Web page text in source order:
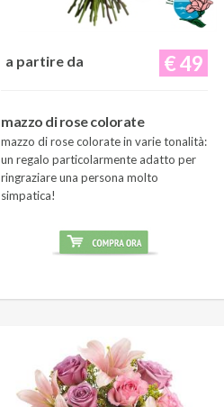
€ 49
a partire da
mazzo di rose colorate
mazzo di rose colorate in varie tonalità:
un regalo particolarmente adatto per
ringraziare una persona molto
simpatica!